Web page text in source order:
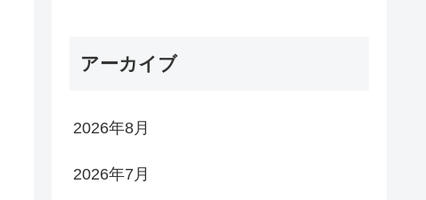
アーカイブ
2026年8月
2026年7月